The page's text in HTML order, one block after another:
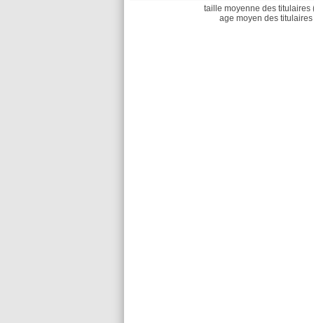
taille moyenne des titulaires
age moyen des titulaires